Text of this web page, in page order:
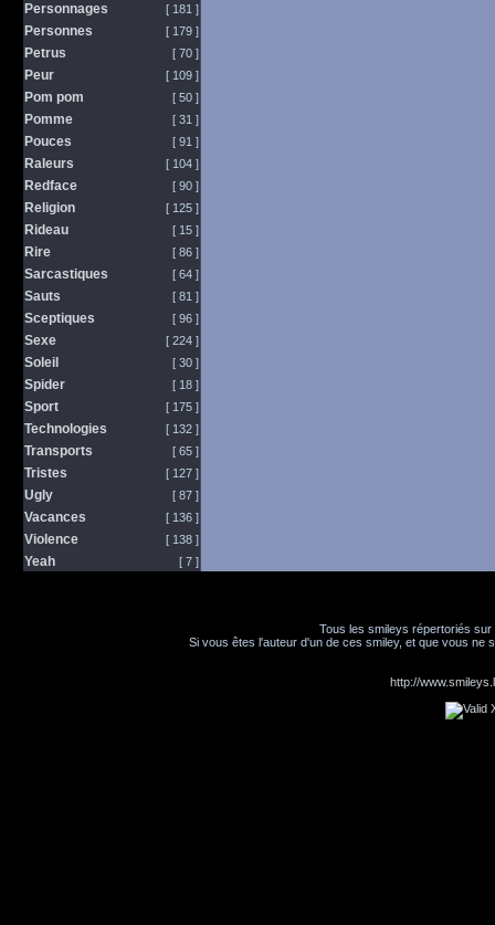
Personnages [ 181 ]
Personnes [ 179 ]
Petrus [ 70 ]
Peur [ 109 ]
Pom pom [ 50 ]
Pomme [ 31 ]
Pouces [ 91 ]
Raleurs [ 104 ]
Redface [ 90 ]
Religion [ 125 ]
Rideau [ 15 ]
Rire [ 86 ]
Sarcastiques [ 64 ]
Sauts [ 81 ]
Sceptiques [ 96 ]
Sexe [ 224 ]
Soleil [ 30 ]
Spider [ 18 ]
Sport [ 175 ]
Technologies [ 132 ]
Transports [ 65 ]
Tristes [ 127 ]
Ugly [ 87 ]
Vacances [ 136 ]
Violence [ 138 ]
Yeah [ 7 ]
Tous les smileys répertoriés
Si vous êtes l'auteur d'un de ces smiley, et que vous ne
http://